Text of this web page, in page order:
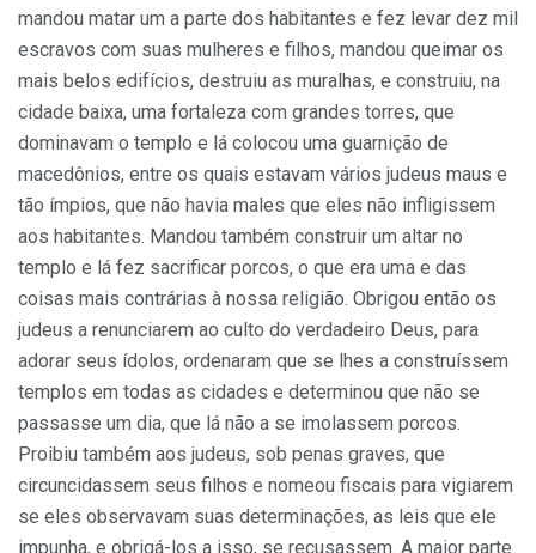
mandou matar um a parte dos habitantes e fez levar dez mil
escravos com suas mulheres e filhos, mandou queimar os
mais belos edifícios, destruiu as muralhas, e construiu, na
cidade baixa, uma fortaleza com grandes torres, que
dominavam o templo e lá colocou uma guarnição de
macedônios, entre os quais estavam vários judeus maus e
tão ímpios, que não havia males que eles não infligissem
aos habitantes. Mandou também construir um altar no
templo e lá fez sacrificar porcos, o que era uma e das
coisas mais contrárias à nossa religião. Obrigou então os
judeus a renunciarem ao culto do verdadeiro Deus, para
adorar seus ídolos, ordenaram que se lhes a construíssem
templos em todas as cidades e determinou que não se
passasse um dia, que lá não a se imolassem porcos.
Proibiu também aos judeus, sob penas graves, que
circuncidassem seus filhos e nomeou fiscais para vigiarem
se eles observavam suas determinações, as leis que ele
impunha, e obrigá-los a isso, se recusassem. A maior parte